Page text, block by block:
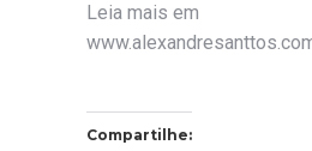
Leia mais em
Compartilhe: